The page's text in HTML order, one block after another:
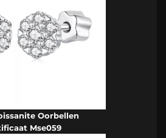
Oorbellen
Mse059